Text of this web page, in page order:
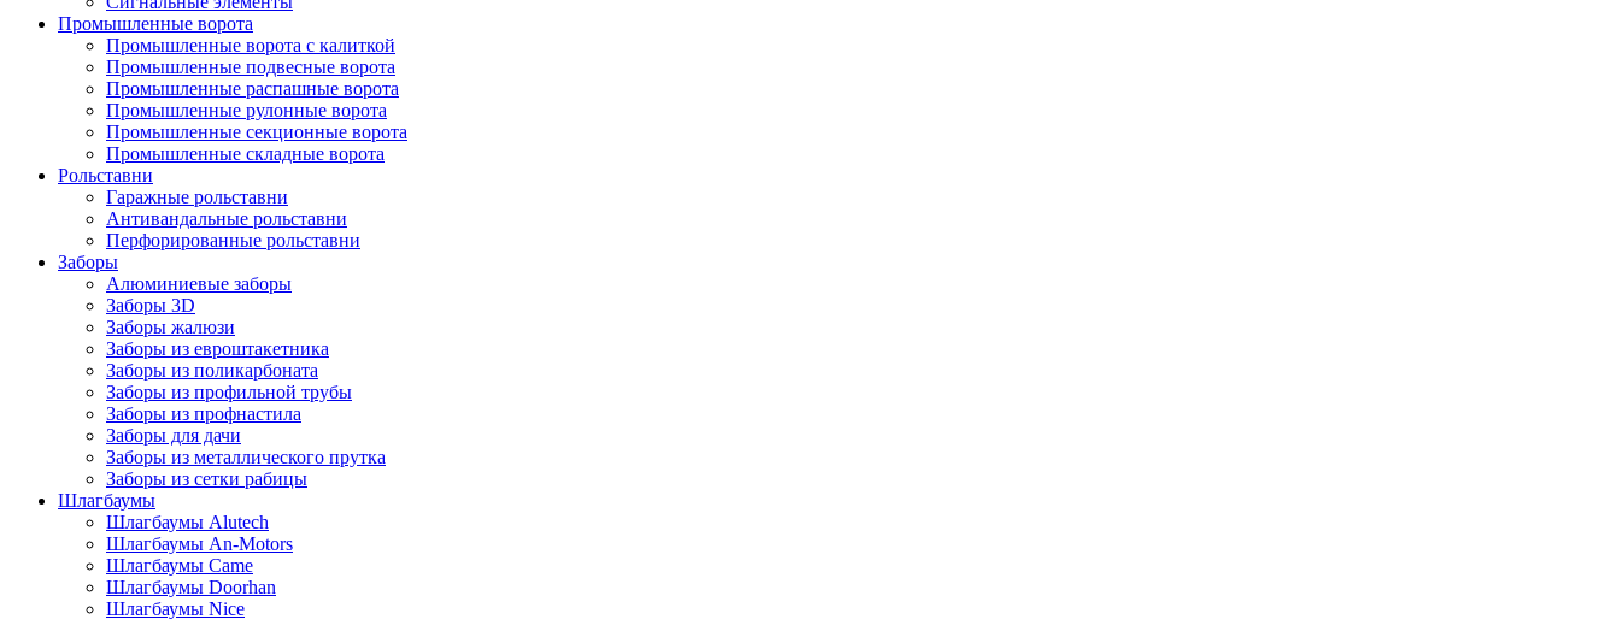
Промышленные ворота
Промышленные ворота с калиткой
Промышленные подвесные ворота
Промышленные распашные ворота
Промышленные рулонные ворота
Промышленные секционные ворота
Промышленные складные ворота
Рольставни
Гаражные рольставни
Антивандальные рольставни
Перфорированные рольставни
Заборы
Алюминиевые заборы
Заборы 3D
Заборы жалюзи
Заборы из евроштакетника
Заборы из поликарбоната
Заборы из профильной трубы
Заборы из профнастила
Заборы для дачи
Заборы из металлического прутка
Заборы из сетки рабицы
Шлагбаумы
Шлагбаумы Alutech
Шлагбаумы An-Motors
Шлагбаумы Came
Шлагбаумы Doorhan
Шлагбаумы Nice